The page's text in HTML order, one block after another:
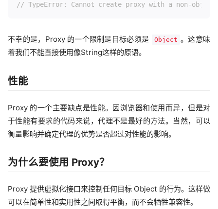
// TypeError: Cannot create proxy with a non-
不幸的是，Proxy 的一个限制是目标必须是 Object 。这意味
着我们不能直接使用像String这样的原语。
性能
Proxy 的一个主要缺点是性能。因浏览器和使用而异，但是对
于性能有要求的代码来说，代理不是最好的方法。当然，可以
衡量影响并确定代理的优势是否超过对性能的影响。
为什么要使用 Proxy？
Proxy 提供虚拟化接口来控制任何目标 Object 的行为。这样做
可以在简单性和实用性之间取得平衡，而不会牺牲兼容性。